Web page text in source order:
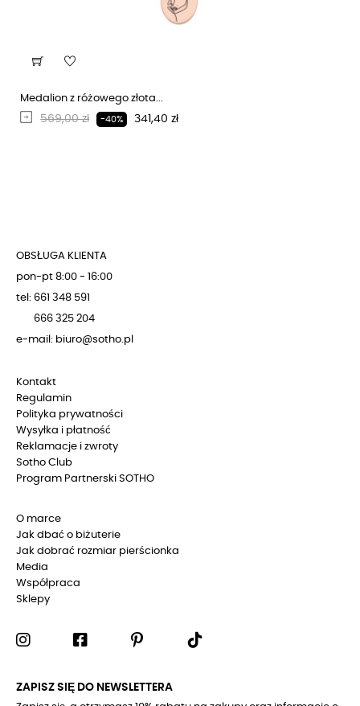
Medalion z różowego złota...
Regularna cena
569,00 zł -40% Cena
341,40 zł
OBSŁUGA KLIENTA
pon-pt 8:00 - 16:00
tel: 661 348 591
666 325 204
e-mail: biuro@sotho.pl
Kontakt
Regulamin
Polityka prywatności
Wysyłka i płatność
Reklamacje i zwroty
Sotho Club
Program Partnerski SOTHO
O marce
Jak dbać o biżuterie
Jak dobrać rozmiar pierścionka
Media
Współpraca
Sklepy
ZAPISZ SIĘ DO NEWSLETTERA